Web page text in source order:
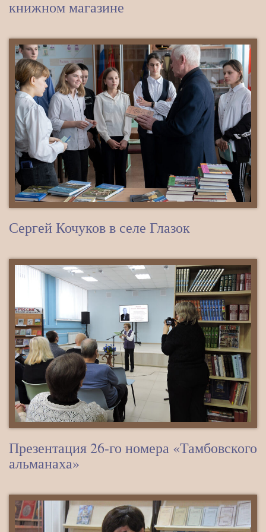
книжном магазине
Сергей Кочуков в селе Глазок
Презентация 26-го номера «Тамбовского
альманаха»